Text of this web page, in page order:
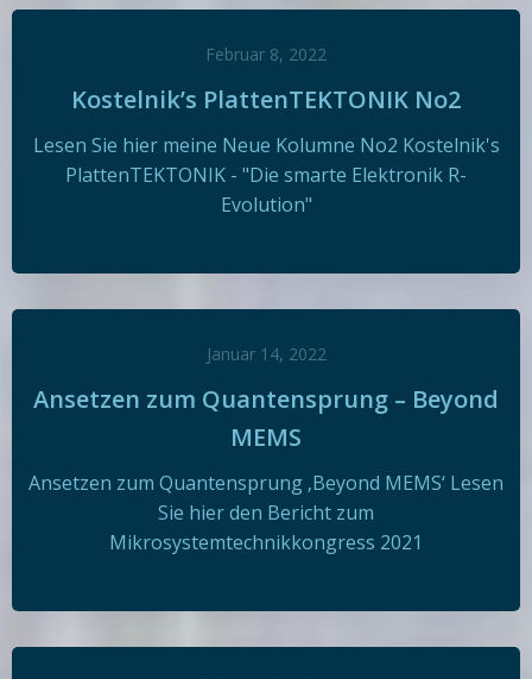
Februar 8, 2022
Kostelnik’s PlattenTEKTONIK No2
Lesen Sie hier meine Neue Kolumne No2 Kostelnik's
PlattenTEKTONIK - "Die smarte Elektronik R-
Evolution"
Januar 14, 2022
Ansetzen zum Quantensprung – Beyond
MEMS
Ansetzen zum Quantensprung ‚Beyond MEMS‘ Lesen
Sie hier den Bericht zum
Mikrosystemtechnikkongress 2021